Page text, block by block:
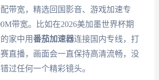
带宽，精选回国影音、游戏加速专
带宽。比如在2026美加墨世界杯期
家中用番茄加速器连接国内专线，打
直播，画面会一直保持高清流畅，没
过任何一个精彩镜头。